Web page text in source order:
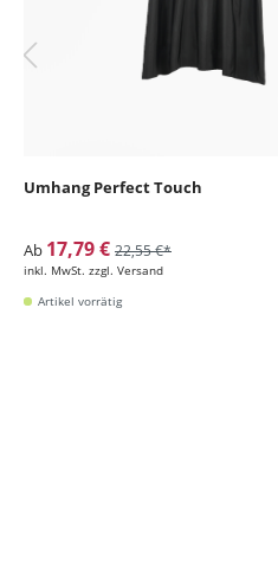
Umhang Perfect Touch
Ab 17,79 € 22,55 €*
inkl. MwSt. zzgl. Versand
Artikel vorrätig